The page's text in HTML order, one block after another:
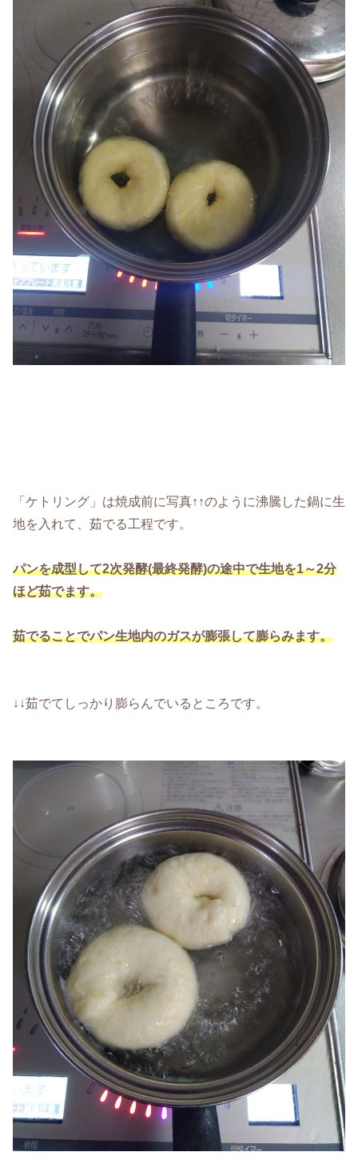
「ケトリング」は焼成前に写真↑↑のように沸騰した鍋に生
地を入れて、茹でる工程です。
パンを成型して2次発酵(最終発酵)の途中で生地を1～2分
ほど茹でます。
茹でることでパン生地内のガスが膨張して膨らみます。
↓↓茹でてしっかり膨らんでいるところです。